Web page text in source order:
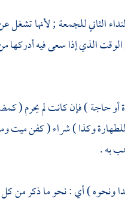
الثاني للجمعة ; لأنها
الذي إذا سعى فيه
حاجة ) فإن كانت لم يحرم (
وكذا ) شراء ( كفن ميت
به .
ونحوه ) أي : نحو ما ذكر من